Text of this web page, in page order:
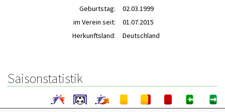
Geburtstag:
02.03.1999
im Verein seit:
01.07.2015
Herkunftsland:
Deutschland
Saisonstatistik